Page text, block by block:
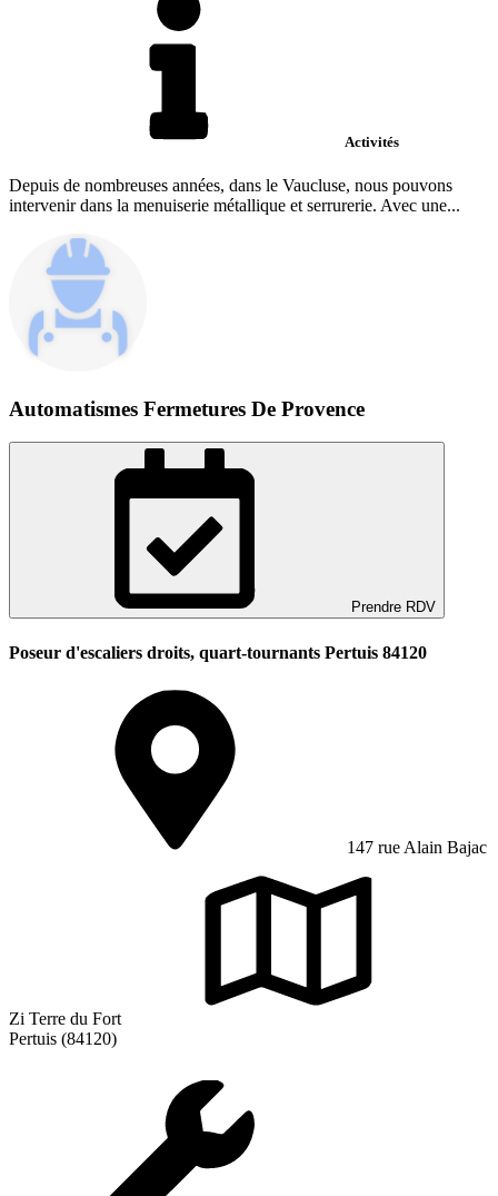
Activités
Depuis de nombreuses années, dans le Vaucluse, nous pouvons
intervenir dans la menuiserie métallique et serrurerie. Avec une...
Automatismes Fermetures De Provence
Prendre RDV
Poseur d'escaliers droits, quart-tournants Pertuis 84120
147 rue Alain Bajac
Zi Terre du Fort
Pertuis (84120)